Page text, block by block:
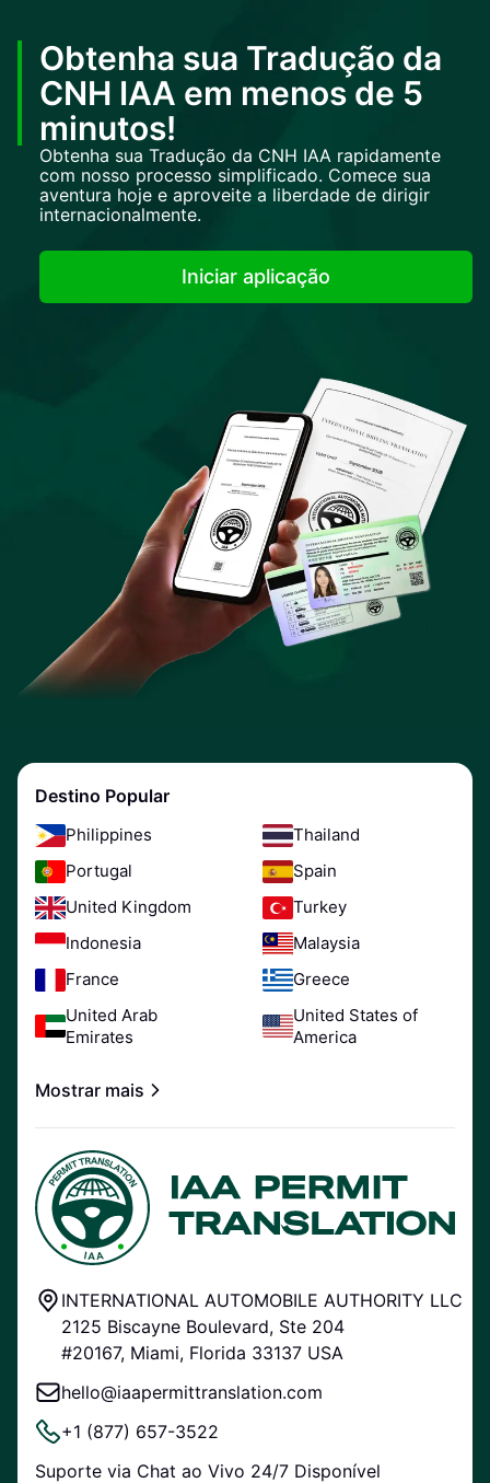
Obtenha sua Tradução da
CNH IAA em menos de 5
minutos!
Obtenha sua Tradução da CNH IAA rapidamente
com nosso processo simplificado. Comece sua
aventura hoje e aproveite a liberdade de dirigir
internacionalmente.
Iniciar aplicação
Destino Popular
Philippines
Thailand
Portugal
Spain
United Kingdom
Turkey
Indonesia
Malaysia
France
Greece
United Arab
Emirates
United States of
America
Mostrar mais
INTERNATIONAL AUTOMOBILE AUTHORITY LLC
2125 Biscayne Boulevard, Ste 204
#20167, Miami, Florida 33137 USA
hello@iaapermittranslation.com
+1 (877) 657-3522
Suporte via Chat ao Vivo 24/7 Disponível